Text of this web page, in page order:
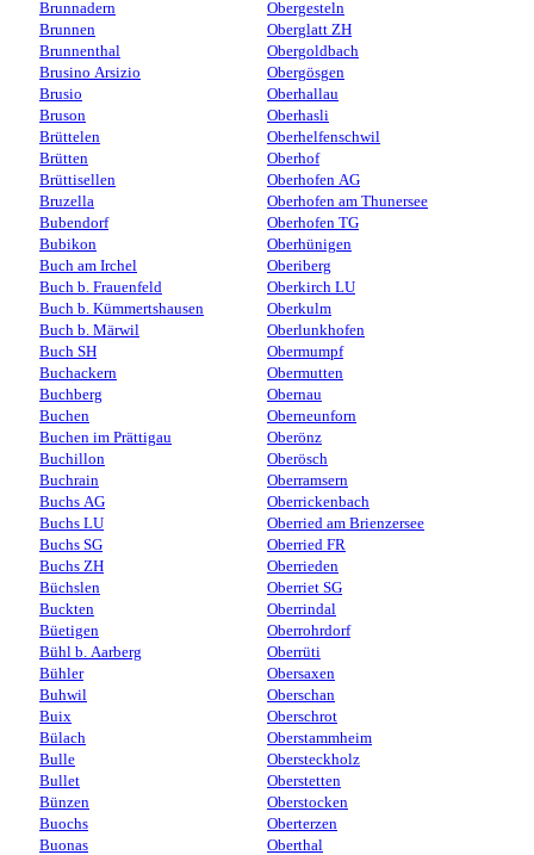
Brunnadern
Brunnen
Brunnenthal
Brusino Arsizio
Brusio
Bruson
Brüttelen
Brütten
Brüttisellen
Bruzella
Bubendorf
Bubikon
Buch am Irchel
Buch b. Frauenfeld
Buch b. Kümmertshausen
Buch b. Märwil
Buch SH
Buchackern
Buchberg
Buchen
Buchen im Prättigau
Buchillon
Buchrain
Buchs AG
Buchs LU
Buchs SG
Buchs ZH
Büchslen
Buckten
Büetigen
Bühl b. Aarberg
Bühler
Buhwil
Buix
Bülach
Bulle
Bullet
Bünzen
Buochs
Buonas
Obergesteln
Oberglatt ZH
Obergoldbach
Obergösgen
Oberhallau
Oberhasli
Oberhelfenschwil
Oberhof
Oberhofen AG
Oberhofen am Thunersee
Oberhofen TG
Oberhünigen
Oberiberg
Oberkirch LU
Oberkulm
Oberlunkhofen
Obermumpf
Obermutten
Obernau
Oberneunforn
Oberönz
Oberösch
Oberramsern
Oberrickenbach
Oberried am Brienzersee
Oberried FR
Oberrieden
Oberriet SG
Oberrindal
Oberrohrdorf
Oberrüti
Obersaxen
Oberschan
Oberschrot
Oberstammheim
Obersteckholz
Oberstetten
Oberstocken
Oberterzen
Oberthal